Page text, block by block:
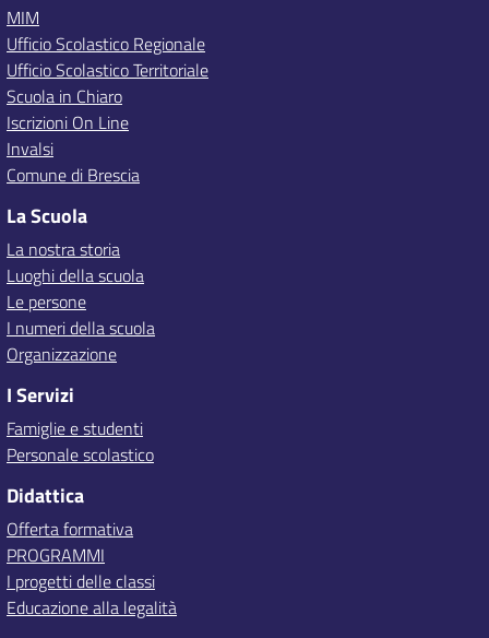
MIM
Ufficio Scolastico Regionale
Ufficio Scolastico Territoriale
Scuola in Chiaro
Iscrizioni On Line
Invalsi
Comune di Brescia
La Scuola
La nostra storia
Luoghi della scuola
Le persone
I numeri della scuola
Organizzazione
I Servizi
Famiglie e studenti
Personale scolastico
Didattica
Offerta formativa
PROGRAMMI
I progetti delle classi
Educazione alla legalità